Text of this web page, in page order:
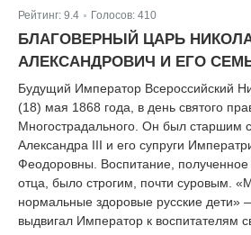
Рейтинг: 9.4 Голосов: 410
БЛАГОВЕРНЫЙ ЦАРЬ
АЛЕКСАНДРОВИЧ И ЕГО
Будущий Император Всероссийский
(18) мая 1868 года, в день святого
Многострадального. Он был старшим
Александра III и его супруги
Феодоровны. Воспитание, полученное
отца, было строгим, почти суровым.
нормальные здоровые русские дети»
выдвигал Император к воспитателям